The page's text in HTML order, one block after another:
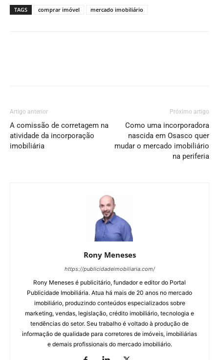
TAGS comprar imóvel mercado imobiliário
Artigo anterior
A comissão de corretagem na
atividade da incorporação
imobiliária
Próximo artigo
Como uma incorporadora
nascida em Osasco quer
mudar o mercado imobiliário
na periferia
Rony Meneses
https://publicidadeimobiliaria.com/
Rony Meneses é publicitário, fundador e editor do Portal
Publicidade Imobiliária. Atua há mais de 20 anos no mercado
imobiliário, produzindo conteúdos especializados sobre
marketing, vendas, legislação, crédito imobiliário, tecnologia e
tendências do setor. Seu trabalho é voltado à produção de
informação de qualidade para corretores de imóveis, imobiliárias
e demais profissionais do mercado imobiliário.